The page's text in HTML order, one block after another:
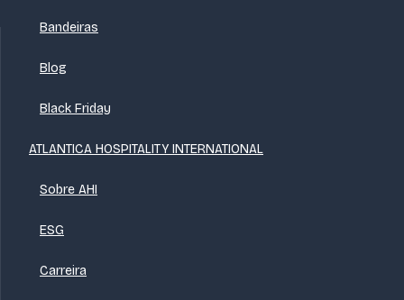
Bandeiras
Blog
Black Friday
ATLANTICA HOSPITALITY INTERNATIONAL
Sobre AHI
ESG
Carreira